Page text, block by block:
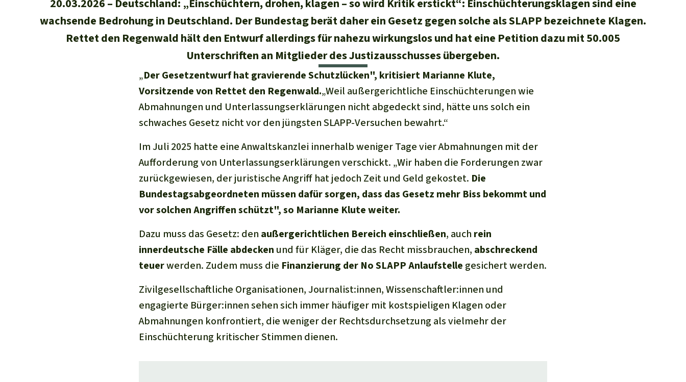
20.03.2026
Deutschland: „Einschüchtern, drohen, klagen – so wird Kritik erstickt“: Einschüchterungsklagen sind eine
wachsende Bedrohung in Deutschland. Der Bundestag berät daher ein Gesetz gegen solche als SLAPP bezeichnete Klagen.
Rettet den Regenwald hält den Entwurf allerdings für nahezu wirkungslos und hat eine Petition dazu mit 50.005
Unterschriften an Mitglieder des Justizausschusses übergeben.
„Der Gesetzentwurf hat gravierende Schutzlücken", kritisiert Marianne Klute,
Vorsitzende von Rettet den Regenwald.„Weil außergerichtliche Einschüchterungen wie
Abmahnungen und Unterlassungserklärungen nicht abgedeckt sind, hätte uns solch ein
schwaches Gesetz nicht vor den jüngsten SLAPP-Versuchen bewahrt.“
Im Juli 2025 hatte eine Anwaltskanzlei innerhalb weniger Tage vier Abmahnungen mit der
Aufforderung von Unterlassungserklärungen verschickt. „Wir haben die Forderungen zwar
zurückgewiesen, der juristische Angriff hat jedoch Zeit und Geld gekostet. Die
Bundestagsabgeordneten müssen dafür sorgen, dass das Gesetz mehr Biss bekommt und
vor solchen Angriffen schützt", so Marianne Klute weiter.
Dazu muss das Gesetz: den außergerichtlichen Bereich einschließen, auch rein
innerdeutsche Fälle abdecken und für Kläger, die das Recht missbrauchen, abschreckend
teuerwerden. Zudem muss die Finanzierung der No SLAPP Anlaufstelle gesichert werden.
Zivilgesellschaftliche Organisationen, Journalist:innen, Wissenschaftler:innen und
engagierte Bürger:innen sehen sich immer häufiger mit kostspieligen Klagen oder
Abmahnungen konfrontiert, die weniger der Rechtsdurchsetzung als vielmehr der
Einschüchterung kritischer Stimmen dienen.